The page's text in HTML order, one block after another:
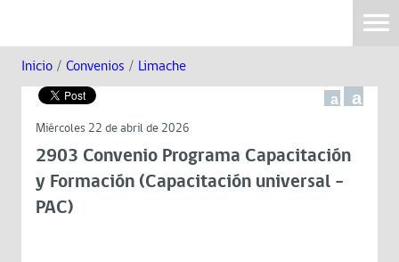
Inicio / Convenios / Limache
a a
Miércoles 22 de abril de 2026
2903 Convenio Programa Capacitación
y Formación (Capacitación universal -
PAC)